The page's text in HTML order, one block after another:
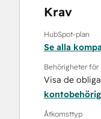
Krav
HubSpot-plan
Se alla
Behörigheter
Visa de
Åtkomsttyp